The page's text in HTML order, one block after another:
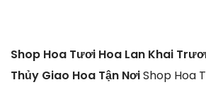
Shop Hoa Tươi Hoa Lan Khai
Thủy Giao Hoa Tận NơiShop Hoa